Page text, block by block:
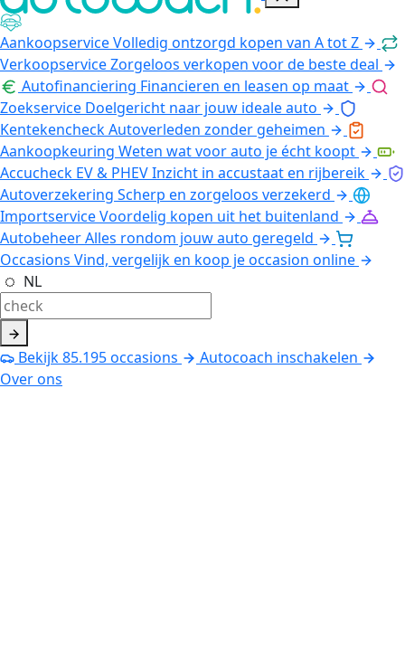
AankoopserviceVolledig ontzorgd kopen van A tot Z
VerkoopserviceZorgeloos verkopen voor de beste deal
Autofinanciering Financieren en leasen op maat
Zoekservice Doelgericht naar jouw ideale auto
KentekencheckAutoverleden zonder geheimen
Aankoopkeuring Weten wat voor auto je écht koopt
Accucheck EV & PHEVInzicht in accustaat en rijbereik
Autoverzekering Scherp en zorgeloos verzekerd
ImportserviceVoordelig kopen uit het buitenland
AutobeheerAlles rondom jouw auto geregeld
Occasions Vind, vergelijk en koop je occasion online
NL
Bekijk85.195occasions
Autocoach inschakelen
Over ons